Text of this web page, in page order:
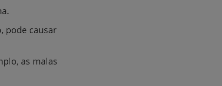
pode causar
as malas